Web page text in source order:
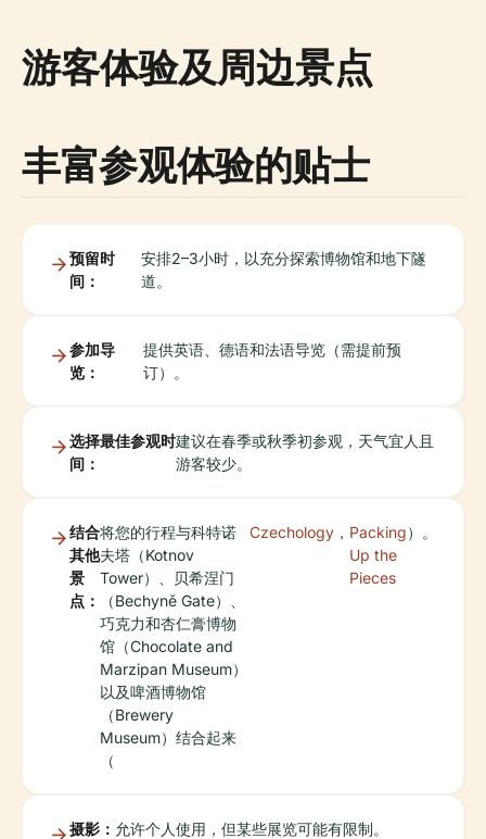
游客体验及周边景点
丰富参观体验的贴士
预留时
间：
安排2–3小时，以充分探索博物馆和地下隧
道。
参加导
览：
提供英语、德语和法语导览（需提前预
订）。
选择最佳参观时
间：
建议在春季或秋季初参观，天气宜人且
游客较少。
结合
其他
景
点：
将您的行程与科特诺
夫塔（Kotnov
Tower）、贝希涅门
（Bechyně Gate）、
巧克力和杏仁膏博物
馆（Chocolate and
Marzipan Museum）
以及啤酒博物馆
（Brewery
Museum）结合起来
（
Czechology ， Packing
Up the
Pieces
）。
摄影： 允许个人使用，但某些展览可能有限制。